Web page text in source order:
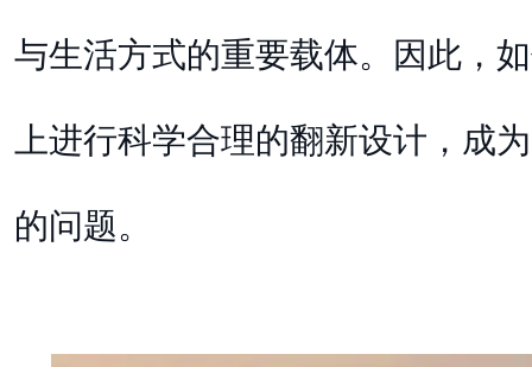
与生活方式的重要载体。因此，
上进行科学合理的翻新设计，成
的问题。